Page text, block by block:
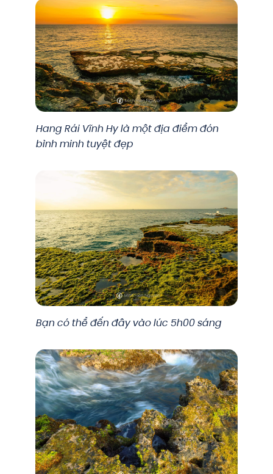
Hang Rái Vĩnh Hy là một địa điểm đón
bình minh tuyệt đẹp
Bạn có thể đến đây vào lúc 5h00 sáng